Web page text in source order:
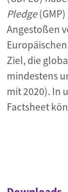
Pledge
Angestoßen
Ziel, die
mindestens
mit 2020). In
Factsheet